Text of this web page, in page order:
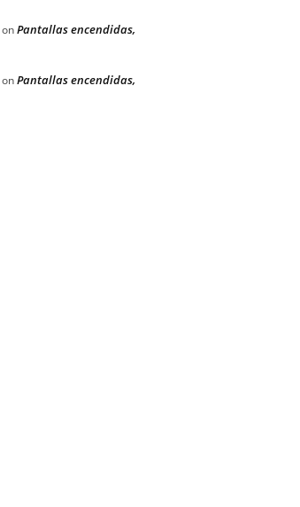
onPantallas encendidas,
onPantallas encendidas,